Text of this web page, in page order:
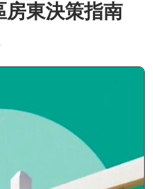
東決策指南